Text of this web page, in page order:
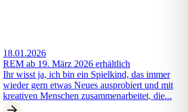
18.01.2026
REM ab 19. März 2026 erhältlich
Ihr wisst ja, ich bin ein Spielkind, das immer
wieder gern etwas Neues ausprobiert und mit
kreativen Menschen zusammenarbeitet, die...